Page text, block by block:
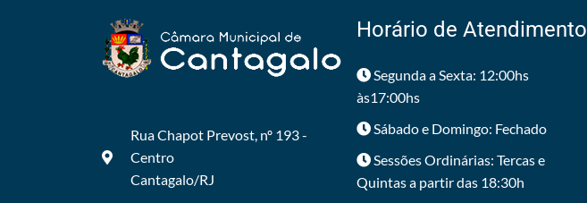
Rua Chapot Prevost, nº 193 -
Centro
Cantagalo/RJ
Horário de Atendimento
Segunda a Sexta: 12:00hs
às17:00hs
Sábado e Domingo: Fechado
Sessões Ordinárias: Tercas e
Quintas a partir das 18:30h